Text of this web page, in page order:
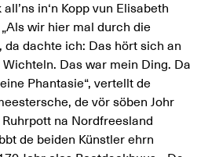
in‘n Kopp vun Elisabeth
wir hier mal durch die
dachte ich: Das hört sich an
Das war mein Ding. Da
Phantasie“, vertellt de
de vör söben Johr
na Nordfreesland
de beiden Künstler ehrn